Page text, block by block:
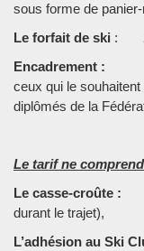
sous forme de
Le forfait de ski : 2
Encadrement :
ceux qui le
diplômés de la
Le tarif ne
Le casse-croûte :
durant le trajet),
L’adhésion au Ski